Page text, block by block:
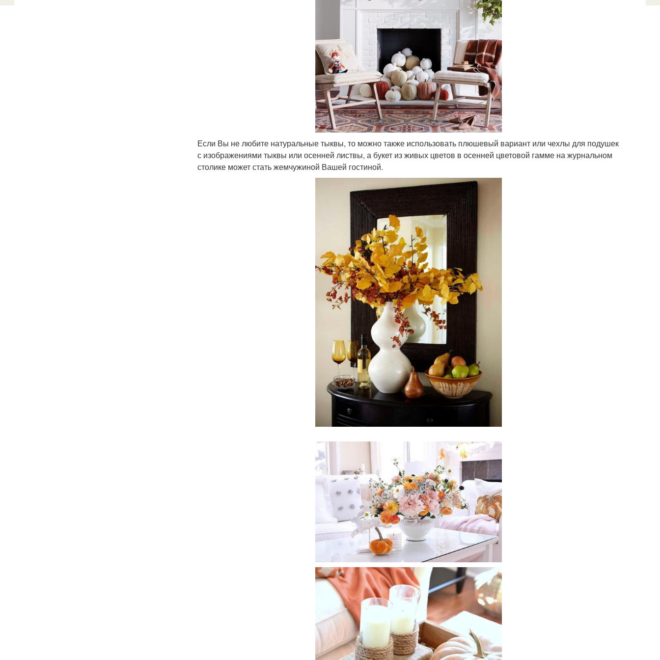
Если Вы не любите натуральные тыквы, то можно также использовать плюшевый вариант или чехлы для подушек
с изображениями тыквы или осенней листвы, а букет из живых цветов в осенней цветовой гамме на журнальном
столике может стать жемчужиной Вашей гостиной.